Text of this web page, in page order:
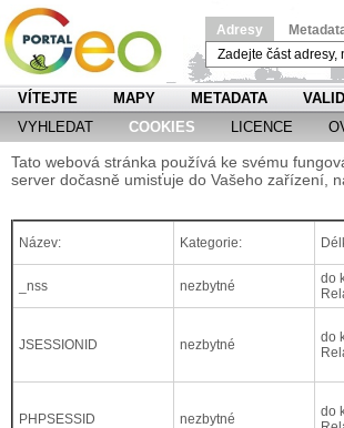
Adresy
VÍTEJTE MAPY METADATA
VYHLEDAT
COOKIES LICENCE
Tato webová stránka používá ke svému
server dočasně umisťuje do Vašeho zařízení,
Název: Kategorie:
_nss nezbytné
do
JSESSIONID nezbytné
do
PHPSESSID nezbytné
do